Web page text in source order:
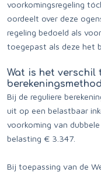
voorkomingsregeling
oordeelt over deze
regeling bedoeld als
toegepast als deze het
Wat is het verschil
Bij de reguliere
uit op een belastbaar
voorkoming van
belasting € 3.347.
Bij toepassing van de